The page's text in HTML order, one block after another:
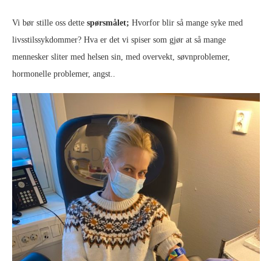
Vi bør stille oss dette spørsmålet; Hvorfor blir så mange syke med
livsstilssykdommer? Hva er det vi spiser som gjør at så mange
mennesker sliter med helsen sin, med overvekt, søvnproblemer,
hormonelle problemer, angst..